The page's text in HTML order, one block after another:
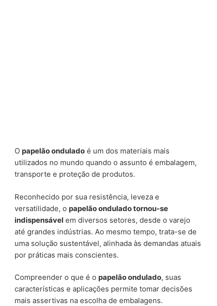
O papelão ondulado é um dos materiais mais
utilizados no mundo quando o assunto é embalagem,
transporte e proteção de produtos.
Reconhecido por sua resistência, leveza e
versatilidade, o papelão ondulado tornou-se
indispensável em diversos setores, desde o varejo
até grandes indústrias. Ao mesmo tempo, trata-se de
uma solução sustentável, alinhada às demandas atuais
por práticas mais conscientes.
Compreender o que é o papelão ondulado, suas
características e aplicações permite tomar decisões
mais assertivas na escolha de embalagens.